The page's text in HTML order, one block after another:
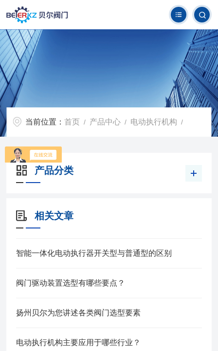
当前位置：首页 / 产品中心 / 电动执行机构 /
产品分类
相关文章
智能一体化电动执行器开关型与普通型的区别
阀门驱动装置选型有哪些要点？
扬州贝尔为您讲述各类阀门选型要素
电动执行机构主要应用于哪些行业？